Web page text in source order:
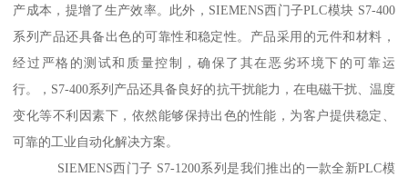
产成本，提增了生产效率。此外，SIEMENS西门子PLC模块 S7-400
系列产品还具备出色的可靠性和稳定性。产品采用的元件和材料，
经过严格的测试和质量控制，确保了其在恶劣环境下的可靠运
行。，S7-400系列产品还具备良好的抗干扰能力，在电磁干扰、温度
变化等不利因素下，依然能够保持出色的性能，为客户提供稳定、
可靠的工业自动化解决方案。
SIEMENS西门子 S7-1200系列是我们推出的一款全新PLC模